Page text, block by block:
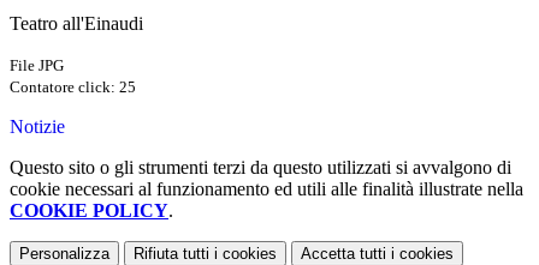
Teatro all'Einaudi
File JPG
Contatore click: 25
Notizie
Questo sito o gli strumenti terzi da questo utilizzati si avvalgono di
cookie necessari al funzionamento ed utili alle finalità illustrate nella
COOKIE POLICY.
Personalizza Rifiuta tutti i cookies Accetta tutti i cookies